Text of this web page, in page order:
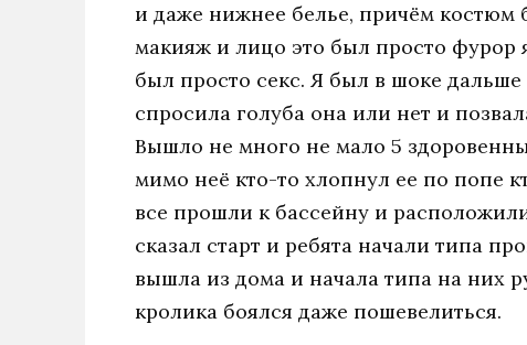
и даже нижнее белье, причём
макияж и лицо это был просто фурор
был просто секс. Я был в шоке
спросила голуба она или нет и
Вышло не много не мало 5
мимо неё кто-то хлопнул ее по попе
все прошли к бассейну и
сказал старт и ребята начали типа
вышла из дома и начала типа на них
кролика боялся даже пошевелиться.